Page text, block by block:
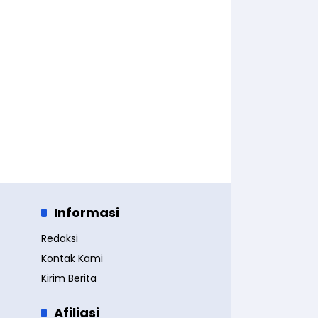
Informasi
Redaksi
Kontak Kami
Kirim Berita
Afiliasi